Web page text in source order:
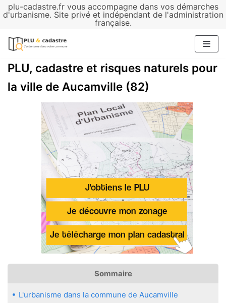
plu-cadastre.fr vous accompagne dans vos démarches
d'urbanisme. Site privé et indépendant de l'administration
française.
Aller
contenu
PLU, cadastre et risques naturels pour
la ville de Aucamville (82)
Sommaire
L'urbanisme dans la commune de Aucamville